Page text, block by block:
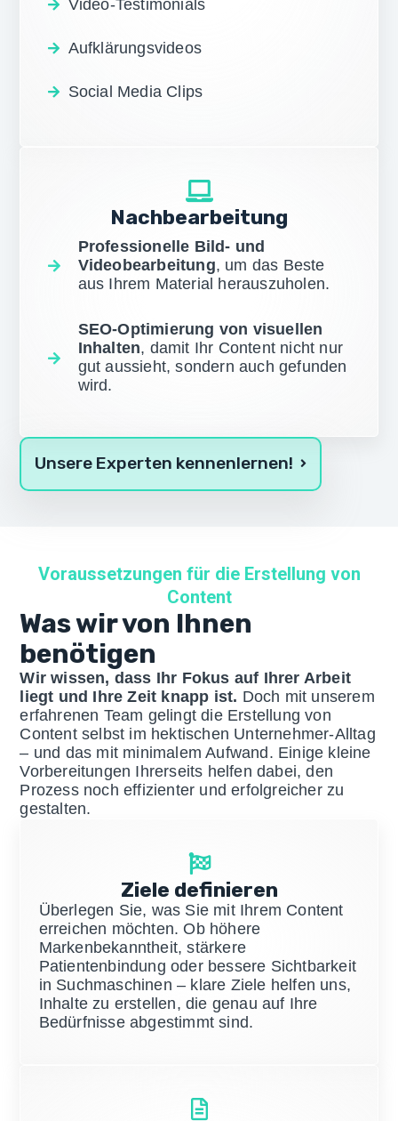
Video-Testimonials
Aufklärungsvideos
Social Media Clips
Nachbearbeitung
Professionelle Bild- und
Videobearbeitung, um das Beste
aus Ihrem Material herauszuholen.
SEO-Optimierung von visuellen
Inhalten, damit Ihr Content nicht nur
gut aussieht, sondern auch gefunden
wird.
Unsere Experten kennenlernen!
Voraussetzungen für die Erstellung von
Content
Was wir von Ihnen
benötigen
Wir wissen, dass Ihr Fokus auf Ihrer Arbeit
liegt und Ihre Zeit knapp ist. Doch mit unserem
erfahrenen Team gelingt die Erstellung von
Content selbst im hektischen Unternehmer-Alltag
– und das mit minimalem Aufwand. Einige kleine
Vorbereitungen Ihrerseits helfen dabei, den
Prozess noch effizienter und erfolgreicher zu
gestalten.
Ziele definieren
Überlegen Sie, was Sie mit Ihrem Content
erreichen möchten. Ob höhere
Markenbekanntheit, stärkere
Patientenbindung oder bessere Sichtbarkeit
in Suchmaschinen – klare Ziele helfen uns,
Inhalte zu erstellen, die genau auf Ihre
Bedürfnisse abgestimmt sind.